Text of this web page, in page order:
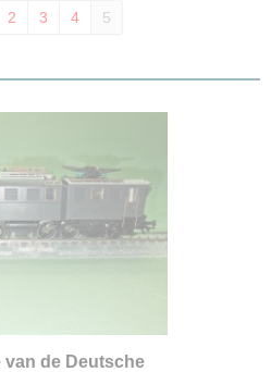
2 3 4 5
van de Deutsche